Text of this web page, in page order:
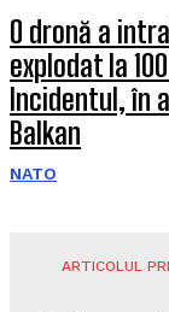
O dronă a
explodat la
Incidentul, în
Balkan
NATO
ARTICOLUL